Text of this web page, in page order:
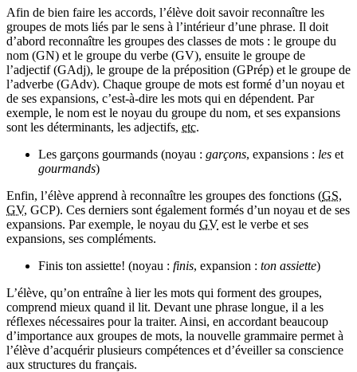
Afin de bien faire les accords, l’élève doit savoir reconnaître les
groupes de mots liés par le sens à l’intérieur d’une phrase. Il doit
d’abord reconnaître les groupes des classes de mots : le groupe du
nom (GN) et le groupe du verbe (GV), ensuite le groupe de
l’adjectif (GAdj), le groupe de la préposition (GPrép) et le groupe de
l’adverbe (GAdv). Chaque groupe de mots est formé d’un noyau et
de ses expansions, c’est-à-dire les mots qui en dépendent. Par
exemple, le nom est le noyau du groupe du nom, et ses expansions
sont les déterminants, les adjectifs, etc.
Les garçons gourmands (noyau : garçons, expansions : les et
gourmands)
Enfin, l’élève apprend à reconnaître les groupes des fonctions (GS,
GV, GCP). Ces derniers sont également formés d’un noyau et de ses
expansions. Par exemple, le noyau du GV est le verbe et ses
expansions, ses compléments.
Finis ton assiette! (noyau : finis, expansion : ton assiette)
L’élève, qu’on entraîne à lier les mots qui forment des groupes,
comprend mieux quand il lit. Devant une phrase longue, il a les
réflexes nécessaires pour la traiter. Ainsi, en accordant beaucoup
d’importance aux groupes de mots, la nouvelle grammaire permet à
l’élève d’acquérir plusieurs compétences et d’éveiller sa conscience
aux structures du français.